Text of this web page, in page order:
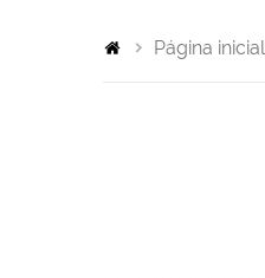
Página inicial